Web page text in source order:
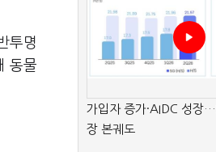
투명
동물
가입자 증가·AIDC 성장
장 본궤도